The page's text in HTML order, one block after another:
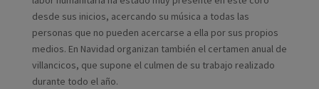
desde sus inicios, acercando su música a todas las
personas que no pueden acercarse a ella por sus propios
medios. En Navidad organizan también el certamen anual de
villancicos, que supone el culmen de su trabajo realizado
durante todo el año.